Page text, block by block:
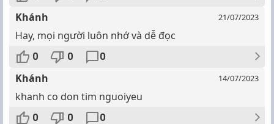
Khánh 21/07/2023
Hay, mọi người luôn nhớ và dễ đọc
0 0 0
Khánh 14/07/2023
khanh co don tim nguoiyeu
0 0 0